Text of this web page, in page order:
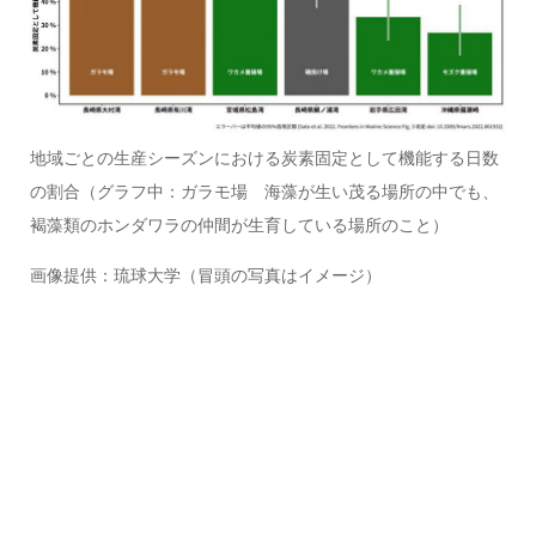
地域ごとの生産シーズンにおける炭素固定として機能する日数
の割合（グラフ中：ガラモ場 海藻が生い茂る場所の中でも、
褐藻類のホンダワラの仲間が生育している場所のこと）
画像提供：琉球大学（冒頭の写真はイメージ）